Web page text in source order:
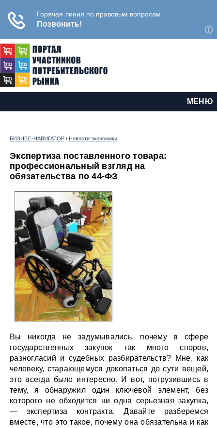
МЕНЮ
БИЗНЕС-НАВИГАТОР / Новости экономики
Экспертиза поставленного товара:
профессиональный взгляд на
обязательства по 44-ФЗ
Вы никогда не задумывались, почему в сфере
государственных закупок так много споров,
разногласий и судебных разбирательств? Мне, как
человеку, старающемуся докопаться до сути вещей,
это всегда было интересно. И вот, погрузившись в
тему, я обнаружил один ключевой элемент, без
которого не обходится ни одна серьезная закупка,
— экспертиза контракта. Давайте разберемся
вместе, что это такое, почему она обязательна и как